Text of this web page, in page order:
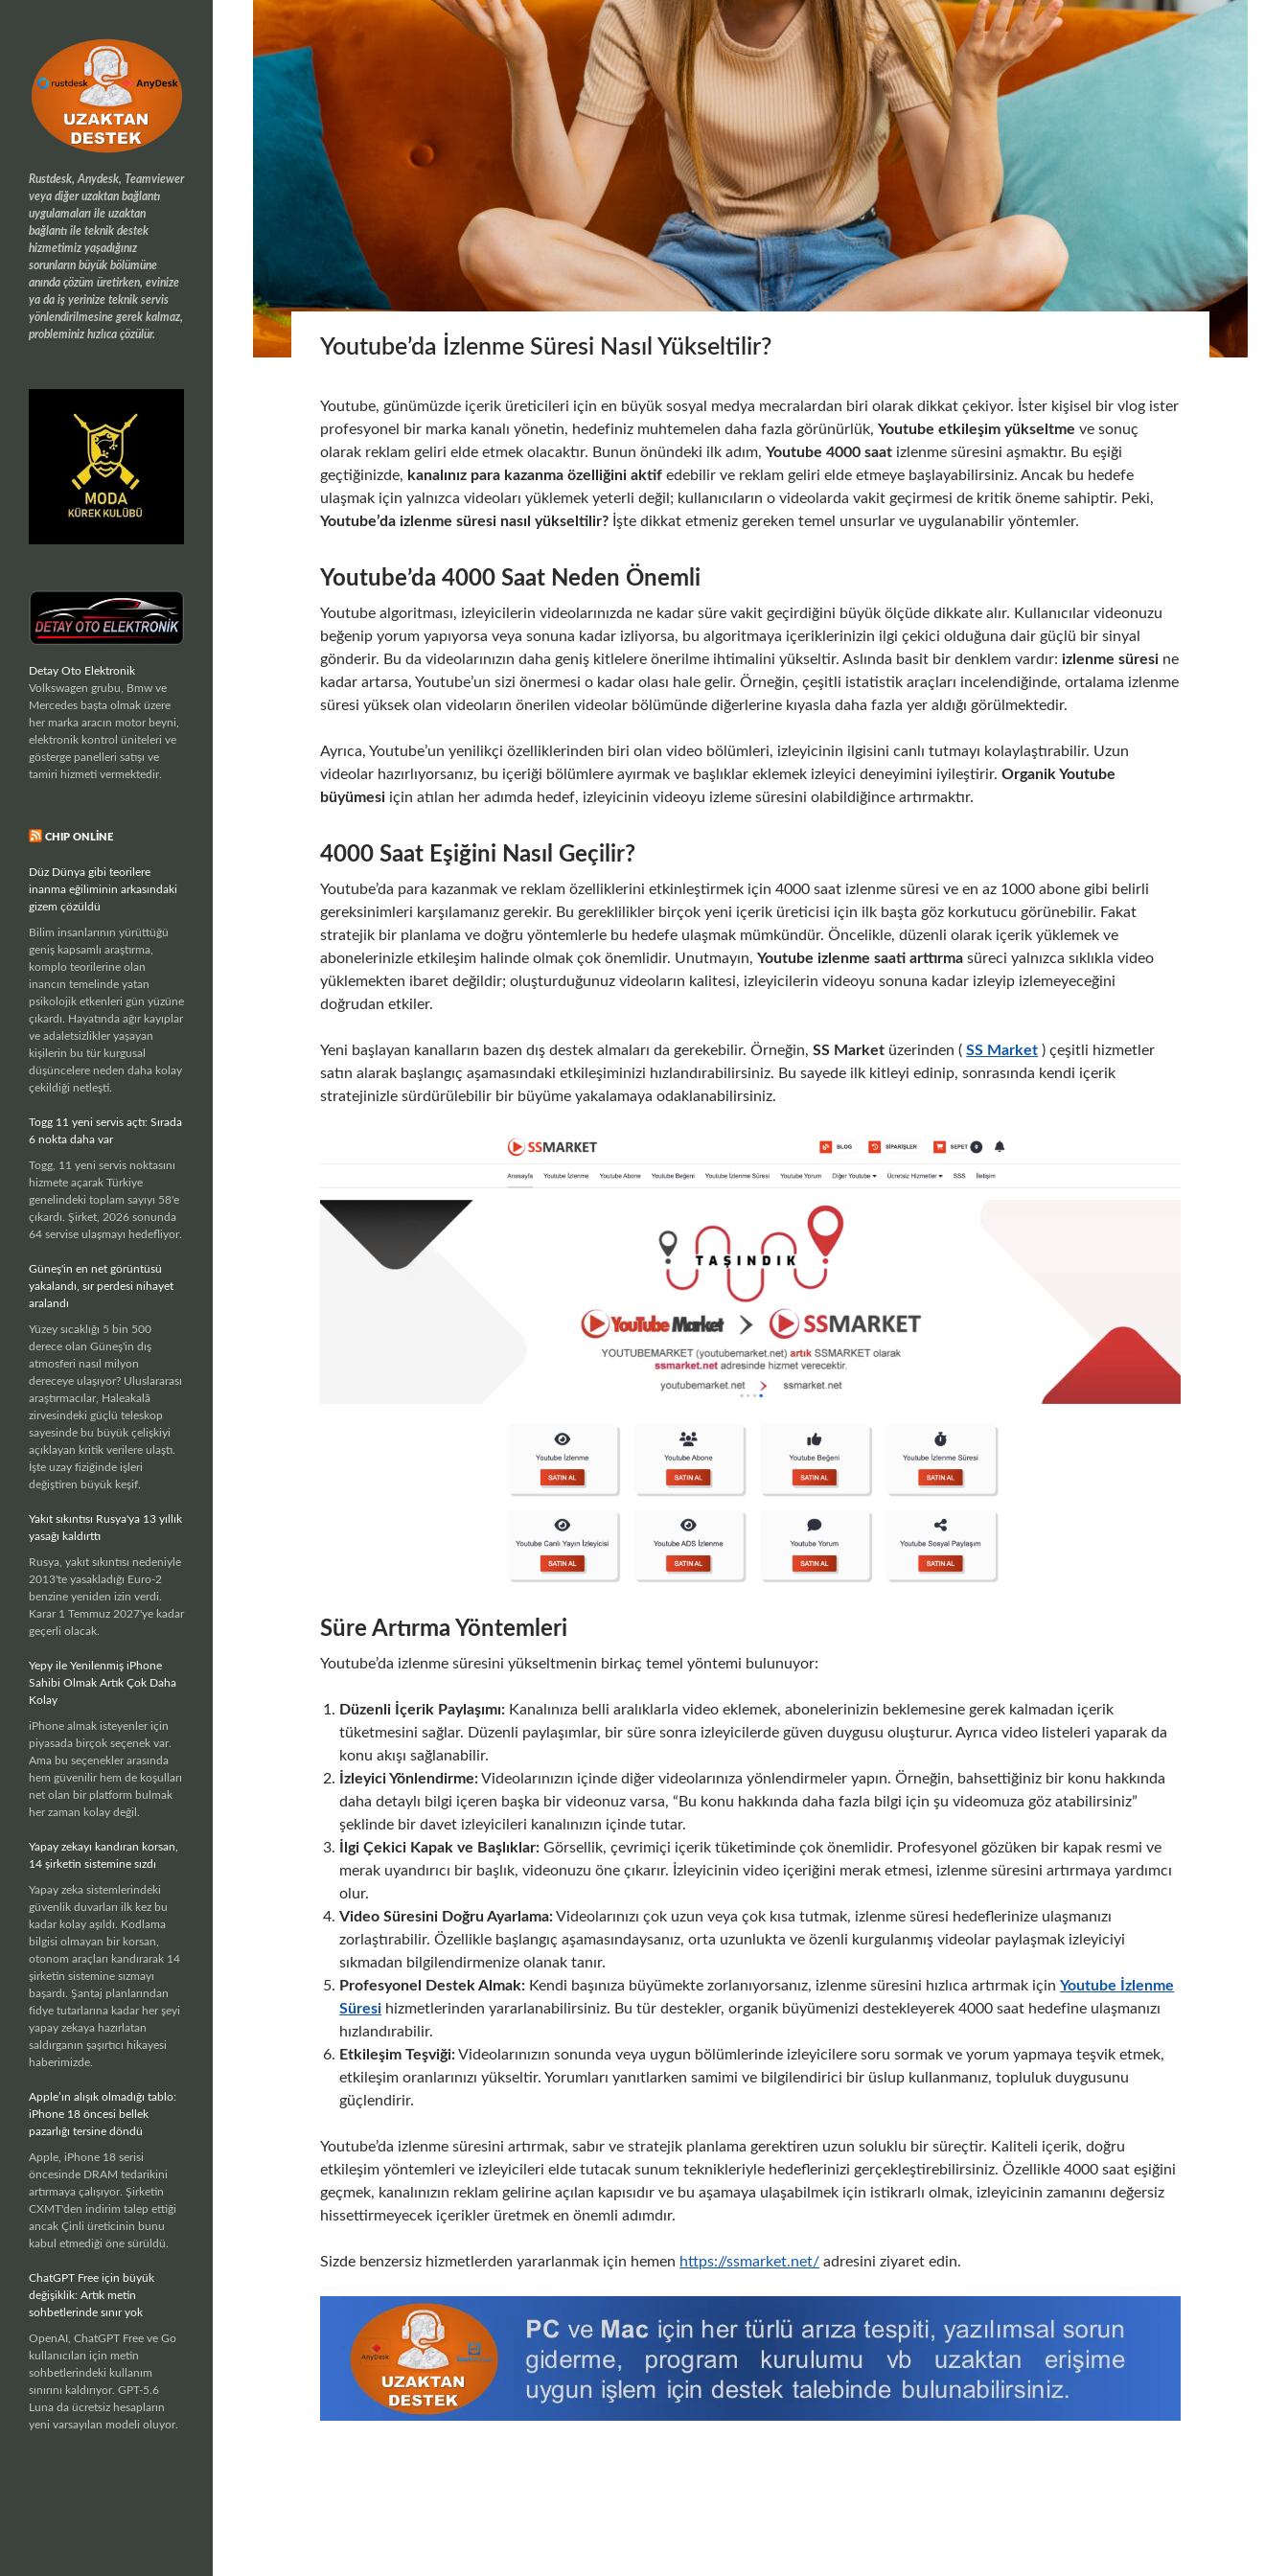
Youtube’da İzlenme Süresi Nasıl Yükseltilir?
Youtube, günümüzde içerik üreticileri için en büyük sosyal medya mecralardan biri olarak dikkat çekiyor. İster kişisel bir vlog ister
profesyonel bir marka kanalı yönetin, hedefiniz muhtemelen daha fazla görünürlük,Youtube etkileşim yükseltme ve sonuç
olarak reklam geliri elde etmek olacaktır. Bunun önündeki ilk adım,Youtube 4000 saat izlenme süresini aşmaktır. Bu eşiği
geçtiğinizde, kanalınız para kazanma özelliğini aktif edebilir ve reklam geliri elde etmeye başlayabilirsiniz. Ancak bu hedefe
ulaşmak için yalnızca videoları yüklemek yeterli değil; kullanıcıların o videolarda vakit geçirmesi de kritik öneme sahiptir. Peki,
Youtube’da izlenme süresi nasıl yükseltilir? İşte dikkat etmeniz gereken temel unsurlar ve uygulanabilir yöntemler.
Youtube’da 4000 Saat Neden Önemli
Youtube algoritması, izleyicilerin videolarınızda ne kadar süre vakit geçirdiğini büyük ölçüde dikkate alır. Kullanıcılar videonuzu
beğenip yorum yapıyorsa veya sonuna kadar izliyorsa, bu algoritmaya içeriklerinizin ilgi çekici olduğuna dair güçlü bir sinyal
gönderir. Bu da videolarınızın daha geniş kitlelere önerilme ihtimalini yükseltir. Aslında basit bir denklem vardır:izlenme süresi ne
kadar artarsa, Youtube’un sizi önermesi o kadar olası hale gelir. Örneğin, çeşitli istatistik araçları incelendiğinde, ortalama izlenme
süresi yüksek olan videoların önerilen videolar bölümünde diğerlerine kıyasla daha fazla yer aldığı görülmektedir.
Ayrıca, Youtube’un yenilikçi özelliklerinden biri olan video bölümleri, izleyicinin ilgisini canlı tutmayı kolaylaştırabilir. Uzun
videolar hazırlıyorsanız, bu içeriği bölümlere ayırmak ve başlıklar eklemek izleyici deneyimini iyileştirir.Organik Youtube
büyümesi için atılan her adımda hedef, izleyicinin videoyu izleme süresini olabildiğince artırmaktır.
4000 Saat Eşiğini Nasıl Geçilir?
Youtube’da para kazanmak ve reklam özelliklerini etkinleştirmek için 4000 saat izlenme süresi ve en az 1000 abone gibi belirli
gereksinimleri karşılamanız gerekir. Bu gereklilikler birçok yeni içerik üreticisi için ilk başta göz korkutucu görünebilir. Fakat
stratejik bir planlama ve doğru yöntemlerle bu hedefe ulaşmak mümkündür. Öncelikle, düzenli olarak içerik yüklemek ve
abonelerinizle etkileşim halinde olmak çok önemlidir. Unutmayın,Youtube izlenme saati arttırma süreci yalnızca sıklıkla video
yüklemekten ibaret değildir; oluşturduğunuz videoların kalitesi, izleyicilerin videoyu sonuna kadar izleyip izlemeyeceğini
doğrudan etkiler.
Yeni başlayan kanalların bazen dış destek almaları da gerekebilir. Örneğin,SS Market üzerinden (SS Market ) çeşitli hizmetler
satın alarak başlangıç aşamasındaki etkileşiminizi hızlandırabilirsiniz. Bu sayede ilk kitleyi edinip, sonrasında kendi içerik
stratejinizle sürdürülebilir bir büyüme yakalamaya odaklanabilirsiniz.
Süre Artırma Yöntemleri
Youtube’da izlenme süresini yükseltmenin birkaç temel yöntemi bulunuyor:
Düzenli İçerik Paylaşımı: Kanalınıza belli aralıklarla video eklemek, abonelerinizin beklemesine gerek kalmadan içerik
tüketmesini sağlar. Düzenli paylaşımlar, bir süre sonra izleyicilerde güven duygusu oluşturur. Ayrıca video listeleri yaparak da
konu akışı sağlanabilir.
İzleyici Yönlendirme:Videolarınızın içinde diğer videolarınıza yönlendirmeler yapın. Örneğin, bahsettiğiniz bir konu hakkında
daha detaylı bilgi içeren başka bir videonuz varsa, “Bu konu hakkında daha fazla bilgi için şu videomuza göz atabilirsiniz”
şeklinde bir davet izleyicileri kanalınızın içinde tutar.
İlgi Çekici Kapak ve Başlıklar: Görsellik, çevrimiçi içerik tüketiminde çok önemlidir. Profesyonel gözüken bir kapak resmi ve
merak uyandırıcı bir başlık, videonuzu öne çıkarır. İzleyicinin video içeriğini merak etmesi, izlenme süresini artırmaya yardımcı
olur.
Video Süresini Doğru Ayarlama:Videolarınızı çok uzun veya çok kısa tutmak, izlenme süresi hedeflerinize ulaşmanızı
zorlaştırabilir. Özellikle başlangıç aşamasındaysanız, orta uzunlukta ve özenli kurgulanmış videolar paylaşmak izleyiciyi
sıkmadan bilgilendirmenize olanak tanır.
Profesyonel Destek Almak: Kendi başınıza büyümekte zorlanıyorsanız, izlenme süresini hızlıca artırmak içinYoutube İzlenme
Süresi hizmetlerinden yararlanabilirsiniz. Bu tür destekler, organik büyümenizi destekleyerek 4000 saat hedefine ulaşmanızı
hızlandırabilir.
Etkileşim Teşviği:Videolarınızın sonunda veya uygun bölümlerinde izleyicilere soru sormak ve yorum yapmaya teşvik etmek,
etkileşim oranlarınızı yükseltir. Yorumları yanıtlarken samimi ve bilgilendirici bir üslup kullanmanız, topluluk duygusunu
güçlendirir.
Youtube’da izlenme süresini artırmak, sabır ve stratejik planlama gerektiren uzun soluklu bir süreçtir. Kaliteli içerik, doğru
etkileşim yöntemleri ve izleyicileri elde tutacak sunum teknikleriyle hedeflerinizi gerçekleştirebilirsiniz. Özellikle 4000 saat eşiğini
geçmek, kanalınızın reklam gelirine açılan kapısıdır ve bu aşamaya ulaşabilmek için istikrarlı olmak, izleyicinin zamanını değersiz
hissettirmeyecek içerikler üretmek en önemli adımdır.
Sizde benzersiz hizmetlerden yararlanmak için hemen https://ssmarket.net/ adresini ziyaret edin.
Rustdesk, Anydesk, Teamviewer
veya diğer uzaktan bağlantı
uygulamaları ile uzaktan
bağlantı ile teknik destek
hizmetimiz yaşadığınız
sorunların büyük bölümüne
anında çözüm üretirken, evinize
ya da iş yerinize teknik servis
yönlendirilmesine gerek kalmaz,
probleminiz hızlıca çözülür.
Detay Oto Elektronik
Volkswagen grubu, Bmw ve
Mercedes başta olmak üzere
her marka aracın motor beyni,
elektronik kontrol üniteleri ve
gösterge panelleri satışı ve
tamiri hizmeti vermektedir.
CHIP ONLINE
Düz Dünya gibi teorilere
inanma eğiliminin arkasındaki
gizem çözüldü
Bilim insanlarının yürüttüğü
geniş kapsamlı araştırma,
komplo teorilerine olan
inancın temelinde yatan
psikolojik etkenleri gün yüzüne
çıkardı. Hayatında ağır kayıplar
ve adaletsizlikler yaşayan
kişilerin bu tür kurgusal
düşüncelere neden daha kolay
çekildiği netleşti.
Togg 11 yeni servis açtı: Sırada
6 nokta daha var
Togg, 11 yeni servis noktasını
hizmete açarak Türkiye
genelindeki toplam sayıyı 58'e
çıkardı. Şirket, 2026 sonunda
64 servise ulaşmayı hedefliyor.
Güneş'in en net görüntüsü
yakalandı, sır perdesi nihayet
aralandı
Yüzey sıcaklığı 5 bin 500
derece olan Güneş'in dış
atmosferi nasıl milyon
dereceye ulaşıyor? Uluslararası
araştırmacılar, Haleakalā
zirvesindeki güçlü teleskop
sayesinde bu büyük çelişkiyi
açıklayan kritik verilere ulaştı.
İşte uzay fiziğinde işleri
değiştiren büyük keşif.
Yakıt sıkıntısı Rusya'ya 13 yıllık
yasağı kaldırttı
Rusya, yakıt sıkıntısı nedeniyle
2013'te yasakladığı Euro-2
benzine yeniden izin verdi.
Karar 1 Temmuz 2027'ye kadar
geçerli olacak.
Yepy ile Yenilenmiş iPhone
Sahibi Olmak Artık Çok Daha
Kolay
iPhone almak isteyenler için
piyasada birçok seçenek var.
Ama bu seçenekler arasında
hem güvenilir hem de koşulları
net olan bir platform bulmak
her zaman kolay değil.
Yapay zekayı kandıran korsan,
14 şirketin sistemine sızdı
Yapay zeka sistemlerindeki
güvenlik duvarları ilk kez bu
kadar kolay aşıldı. Kodlama
bilgisi olmayan bir korsan,
otonom araçları kandırarak 14
şirketin sistemine sızmayı
başardı. Şantaj planlarından
fidye tutarlarına kadar her şeyi
yapay zekaya hazırlatan
saldırganın şaşırtıcı hikayesi
haberimizde.
Apple’ın alışık olmadığı tablo:
iPhone 18 öncesi bellek
pazarlığı tersine döndü
Apple, iPhone 18 serisi
öncesinde DRAM tedarikini
artırmaya çalışıyor. Şirketin
CXMT'den indirim talep ettiği
ancak Çinli üreticinin bunu
kabul etmediği öne sürüldü.
ChatGPT Free için büyük
değişiklik: Artık metin
sohbetlerinde sınır yok
OpenAI, ChatGPT Free ve Go
kullanıcıları için metin
sohbetlerindeki kullanım
sınırını kaldırıyor. GPT-5.6
Luna da ücretsiz hesapların
yeni varsayılan modeli oluyor.